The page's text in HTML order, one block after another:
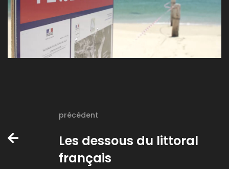
précédent
Les dessous du littoral
français